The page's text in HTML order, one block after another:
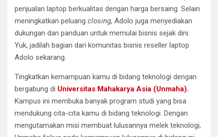
penjualan laptop berkualitas dengan harga bersaing. Selain
meningkatkan peluang closing, Adolo juga menyediakan
dukungan dan panduan untuk memulai bisnis sejak dini.
Yuk, jadilah bagian dari komunitas bisnis reseller laptop
Adolo sekarang.
Tingkatkan kemampuan kamu di bidang teknologi dengan
bergabung di Universitas Mahakarya Asia (Unmaha).
Kampus ini membuka banyak program studi yang bisa
mendukung cita-cita kamu di bidang teknologi. Dengan
mengutamakan misi membuat lulusannya melek teknologi,